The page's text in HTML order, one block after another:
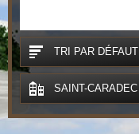
TRI PAR DÉFAUT
SAINT-CARADEC